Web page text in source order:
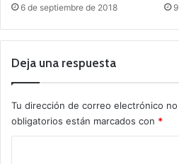
6 de septiembre de 2018
Deja una respuesta
Tu dirección de correo electrónico
obligatorios están marcados con *